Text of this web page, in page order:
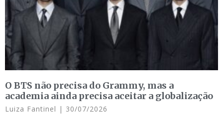
O BTS não precisa do Grammy, mas a
academia ainda precisa aceitar a globalização
Luiza Fantinel 30/07/2026